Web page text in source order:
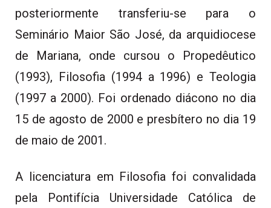
posteriormente transferiu-se para o
Seminário Maior São José, da arquidiocese
de Mariana, onde cursou o Propedêutico
(1993), Filosofia (1994 a 1996) e Teologia
(1997 a 2000). Foi ordenado diácono no dia
15 de agosto de 2000 e presbítero no dia 19
de maio de 2001.
A licenciatura em Filosofia foi convalidada
pela Pontifícia Universidade Católica de